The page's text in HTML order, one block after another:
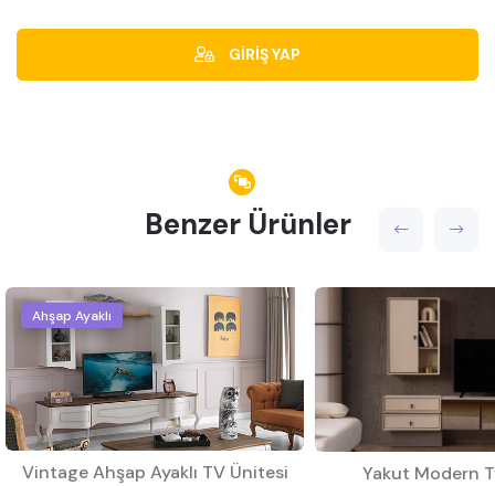
GİRİŞ YAP
Benzer Ürünler
Ahşap Ayaklı
Vintage Ahşap Ayaklı TV Ünitesi Yakut Modern